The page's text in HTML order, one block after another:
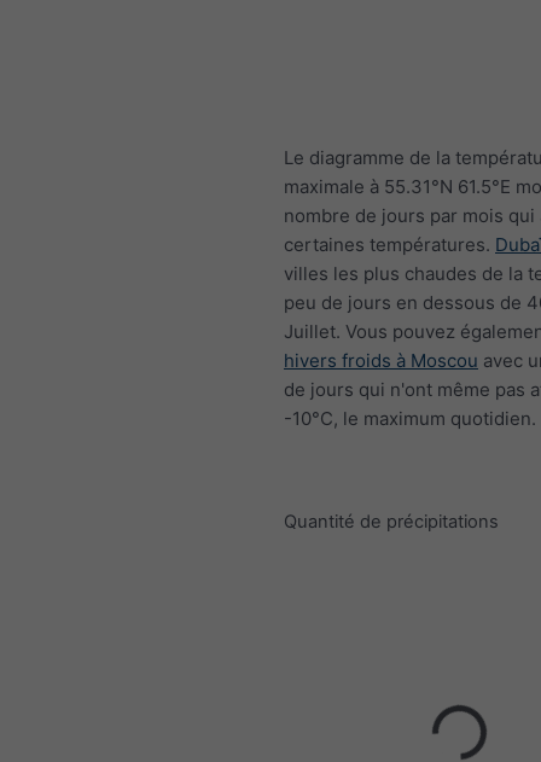
Le diagramme de la
maximale à 55.31°N 61.5°E
nombre de jours par mois
certaines températures.
villes les plus chaudes de la
peu de jours en dessous de
Juillet. Vous pouvez
hivers froids à Moscou avec
de jours qui n'ont même pas
-10°C, le maximum quotidien.
Quantité de précipitations